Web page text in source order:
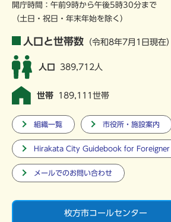
開庁時間：午前9時から午後5時30分まで
（土日・祝日・年末年始を除く）
人口と世帯数 （令和8年7月1日現在）
人口 389,712人
世帯 189,111世帯
組織一覧 市役所・施設案内
Hirakata City Guidebook for Foreigner
メールでのお問い合わせ
枚方市コールセンター